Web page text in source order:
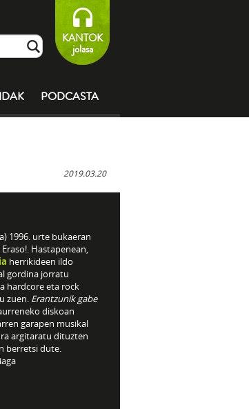
KANTOK
jolasa
PODCASTA
2019.03.20
1996. urte bukaeran
Hastapenean,
herrikideen ildo
gordina jorratu
hardcore eta rock
zuen. Erantzunik gabe
diskoan
garapen musikal
argitaratu dituzten
berretsi dute.